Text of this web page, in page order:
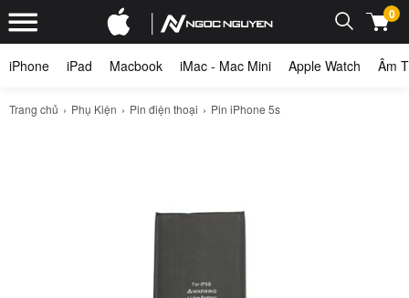
0
iPhone iPad Macbook iMac - Mac Mini Apple Watch Âm
Trang chủ Phụ Kiện Pin điện thoại Pin iPhone 5s